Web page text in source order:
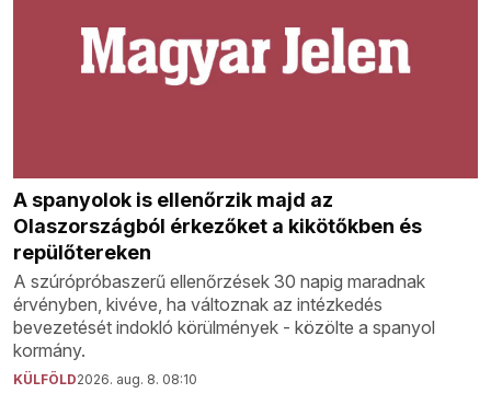
A spanyolok is ellenőrzik majd az
Olaszországból érkezőket a kikötőkben és
repülőtereken
A szúrópróbaszerű ellenőrzések 30 napig maradnak
érvényben, kivéve, ha változnak az intézkedés
bevezetését indokló körülmények - közölte a spanyol
kormány.
KÜLFÖLD2026. aug. 8. 08:10